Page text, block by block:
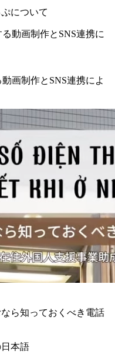
について
画制作とSNS連携によ
なら知っておくべき電話